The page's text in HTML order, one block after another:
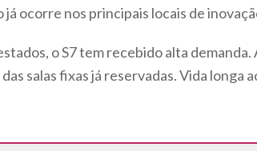
ocorre nos principais locais de
o S7 tem recebido alta
salas fixas já reservadas. Vida longa